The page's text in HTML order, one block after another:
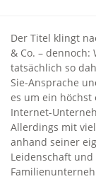
Der Titel klingt
& Co. –
tatsächlich so
Sie-Ansprache
es um ein höchst
Internet-
Allerdings mit
anhand seiner
Leidenschaft und